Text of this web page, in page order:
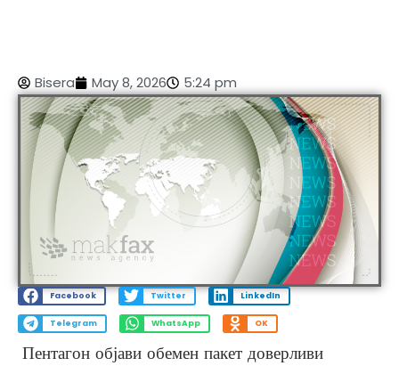
Bisera May 8, 2026 5:24 pm
Facebook Twitter LinkedIn
Telegram WhatsApp OK
Пентагон објави обемен пакет доверливи